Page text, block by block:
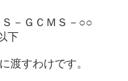
－ＧＣＭＳ－○○
下
渡すわけです。